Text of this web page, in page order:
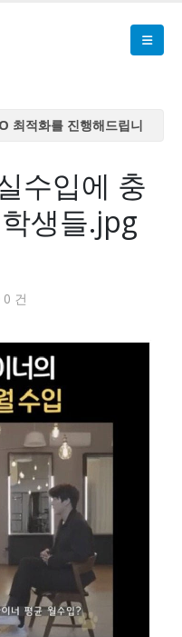
최적화를 진행해드립니
최적화를 진행해드립니
최적화를 진행해드립니
최적화를 진행해드립니
수입에 충
생들.jpg
0 건